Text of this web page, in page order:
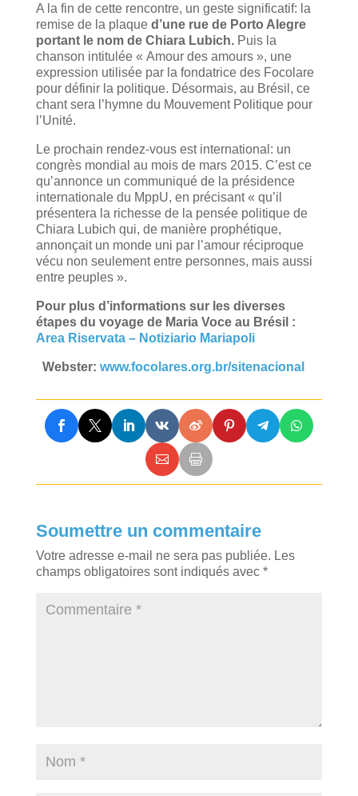
A la fin de cette rencontre, un geste significatif: la
remise de la plaque d’une rue de Porto Alegre
portant le nom de Chiara Lubich. Puis la
chanson intitulée « Amour des amours », une
expression utilisée par la fondatrice des Focolare
pour définir la politique. Désormais, au Brésil, ce
chant sera l’hymne du Mouvement Politique pour
l’Unité.
Le prochain rendez-vous est international: un
congrès mondial au mois de mars 2015. C’est ce
qu’annonce un communiqué de la présidence
internationale du MppU, en précisant « qu’il
présentera la richesse de la pensée politique de
Chiara Lubich qui, de manière prophétique,
annonçait un monde uni par l’amour réciproque
vécu non seulement entre personnes, mais aussi
entre peuples ».
Pour plus d’informations sur les diverses
étapes du voyage de Maria Voce au Brésil :
Area Riservata – Notiziario Mariapoli
Webster: www.focolares.org.br/sitenacional
Soumettre un commentaire
Votre adresse e-mail ne sera pas publiée. Les
champs obligatoires sont indiqués avec *